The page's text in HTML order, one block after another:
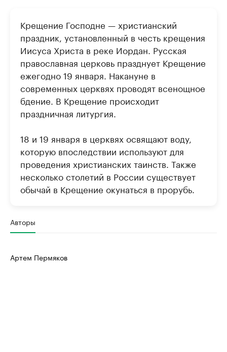
Крещение Господне — христианский
праздник, установленный в честь крещения
Иисуса Христа в реке Иордан. Русская
православная церковь празднует Крещение
ежегодно 19 января. Накануне в
современных церквях проводят всенощное
бдение. В Крещение происходит
праздничная литургия.
18 и 19 января в церквях освящают воду,
которую впоследствии используют для
проведения христианских таинств. Также
несколько столетий в России существует
обычай в Крещение окунаться в прорубь.
Авторы
Артем Пермяков